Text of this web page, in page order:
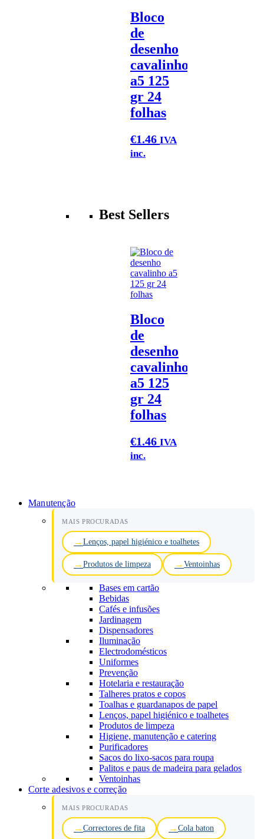
Bloco
de
desenho
cavalinho
a5 125
gr 24
folhas
€1.46 IVA
inc.
Best Sellers
Bloco
de
desenho
cavalinho
a5 125
gr 24
folhas
€1.46 IVA
inc.
Manutenção
MAIS PROCURADAS
Lenços, papel higiénico e toalhetes
Produtos de limpeza Ventoinhas
Bases em cartão
Bebidas
Cafés e infusões
Jardinagem
Dispensadores
Iluminação
Electrodomésticos
Uniformes
Prevenção
Hotelaria e restauração
Talheres pratos e copos
Toalhas e guardanapos de papel
Lenços, papel higiénico e toalhetes
Produtos de limpeza
Higiene, manutenção e catering
Purificadores
Sacos do lixo-sacos para roupa
Palitos e paus de madeira para gelados
Ventoinhas
Corte adesivos e correção
MAIS PROCURADAS
Correctores de fita Cola baton